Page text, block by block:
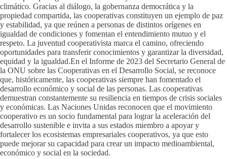
climático. Gracias al diálogo, la gobernanza democrática y la
propiedad compartida, las cooperativas constituyen un ejemplo de paz
y estabilidad, ya que reúnen a personas de distintos orígenes en
igualdad de condiciones y fomentan el entendimiento mutuo y el
respeto. La juventud cooperativista marca el camino, ofreciendo
oportunidades para transferir conocimientos y garantizar la diversidad,
equidad y la igualdad.En el Informe de 2023 del Secretario General de
la ONU sobre las Cooperativas en el Desarrollo Social, se reconoce
que, históricamente, las cooperativas siempre han fomentado el
desarrollo económico y social de las personas. Las cooperativas
demuestran constantemente su resiliencia en tiempos de crisis sociales
y económicas. Las Naciones Unidas reconocen que el movimiento
cooperativo es un socio fundamental para lograr la aceleración del
desarrollo sustenible e invita a sus estados miembro a apoyar y
fortalecer los ecosistemas empresariales cooperativos, ya que esto
puede mejorar su capacidad para crear un impacto medioambiental,
económico y social en la sociedad.